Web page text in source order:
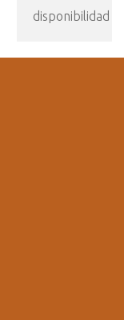
disponibilidad